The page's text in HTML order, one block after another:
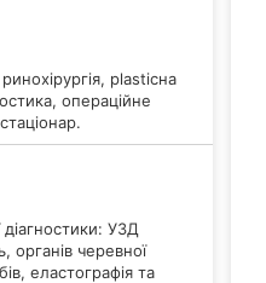
plasticна
операційне
діагностики: УЗД
органів черевної
еластографія та